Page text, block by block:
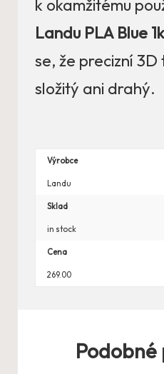
k okamžitému
Landu PLA Blue
se, že precizní 3D
složitý ani drahý.
Výrobce
Landu
Sklad
in stock
Cena
269.00